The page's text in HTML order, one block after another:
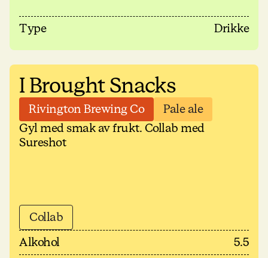
Type Drikke
I Brought Snacks
Rivington Brewing Co
Pale ale
Gyl med smak av frukt. Collab med
Sureshot
Collab
Alkohol
5.5